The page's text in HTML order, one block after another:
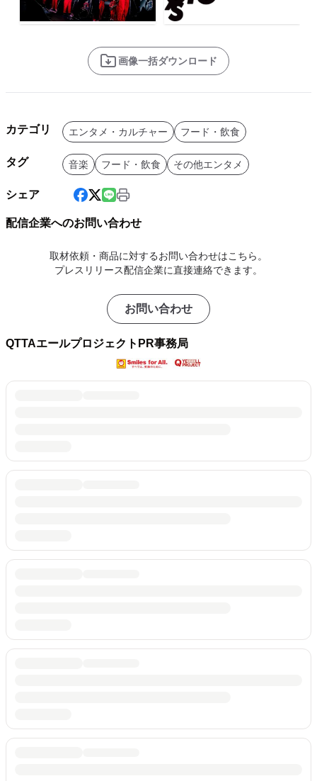
画像一括ダウンロード
カテゴリ エンタメ・カルチャー フード・飲食
タグ 音楽 フード・飲食 その他エンタメ
シェア
配信企業へのお問い合わせ
取材依頼・商品に対するお問い合わせはこちら。
プレスリリース配信企業に直接連絡できます。
お問い合わせ
QTTAエールプロジェクトPR事務局